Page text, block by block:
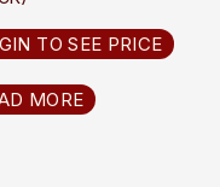
TO SEE PRICE
MORE